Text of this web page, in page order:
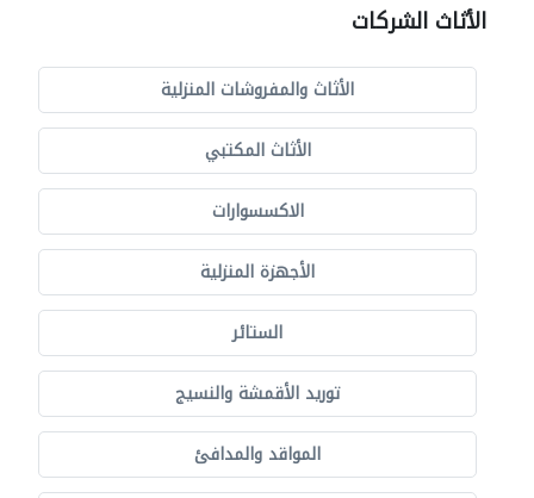
الأثاث الشركات
الأثاث والمفروشات المنزلية
الأثاث المكتبي
الاكسسوارات
الأجهزة المنزلية
الستائر
توريد الأقمشة والنسيج
المواقد والمدافئ